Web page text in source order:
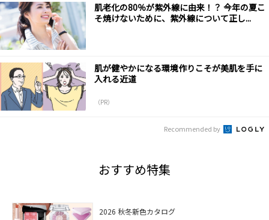
肌老化の80％が紫外線に由来！？ 今年の夏こ
そ焼けないために、紫外線について正し...
肌が健やかになる環境作りこそが美肌を手に
入れる近道
（PR）
Recommended by
おすすめ特集
2026 秋冬新色カタログ